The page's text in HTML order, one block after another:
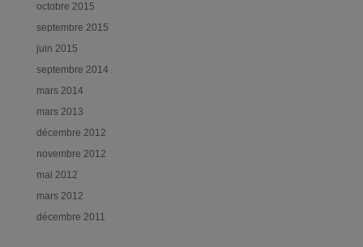
octobre 2015
septembre 2015
juin 2015
septembre 2014
mars 2014
mars 2013
décembre 2012
novembre 2012
mai 2012
mars 2012
décembre 2011